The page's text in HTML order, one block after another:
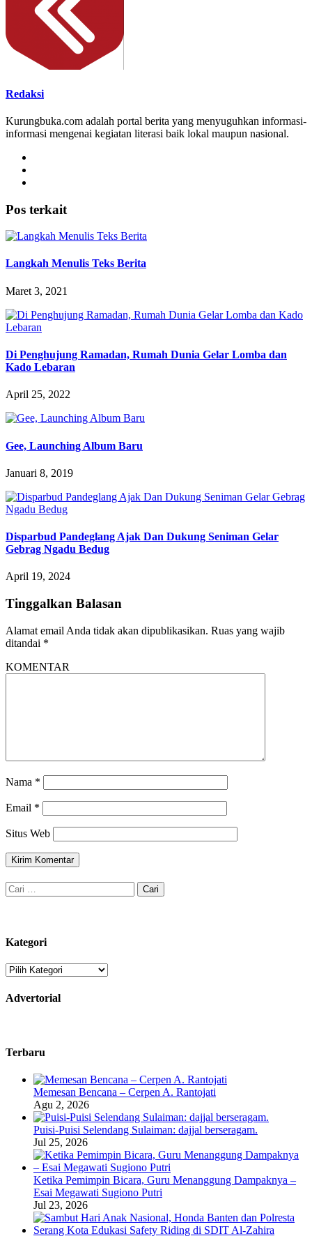
Redaksi
Kurungbuka.com adalah portal berita yang menyuguhkan informasi-
informasi mengenai kegiatan literasi baik lokal maupun nasional.
Pos terkait
Langkah Menulis Teks Berita
Maret 3, 2021
Di Penghujung Ramadan, Rumah Dunia Gelar Lomba dan
Kado Lebaran
April 25, 2022
Gee, Launching Album Baru
Januari 8, 2019
Disparbud Pandeglang Ajak Dan Dukung Seniman Gelar
Gebrag Ngadu Bedug
April 19, 2024
Tinggalkan Balasan
Alamat email Anda tidak akan dipublikasikan. Ruas yang wajib
ditandai *
KOMENTAR
Nama *
Email *
Situs Web
Cari
untuk:
Kategori
Kategori
Advertorial
Terbaru
Memesan Bencana – Cerpen A. Rantojati
Agu 2, 2026
Puisi-Puisi Selendang Sulaiman: dajjal berseragam.
Jul 25, 2026
Ketika Pemimpin Bicara, Guru Menanggung Dampaknya –
Esai Megawati Sugiono Putri
Jul 23, 2026